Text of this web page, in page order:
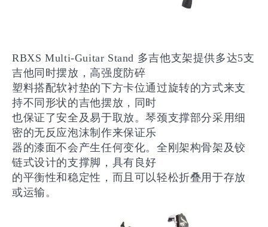
RBXS Multi-Guitar Stand 多吉他支架提供多达5支
吉他同时摆放，高强度防碎
塑料搭配软衬垫的下方卡位通过旋转的方式来支
持不同形状的吉他摆放，同时
也保证了安全及易于取放。琴颈支撑部分采用细
密的无反应泡沫制作来保证乐
器的漆面不会产生任何变化。全刚架构骨架及铰
链式设计的支撑脚，具有良好
的平衡性和稳定性，而且可以轻松折叠用于存放
或运输。